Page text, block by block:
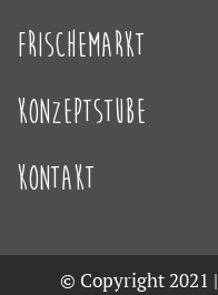
Frischemarkt
Konzeptstube
Kontakt
© Copyright 2021 |